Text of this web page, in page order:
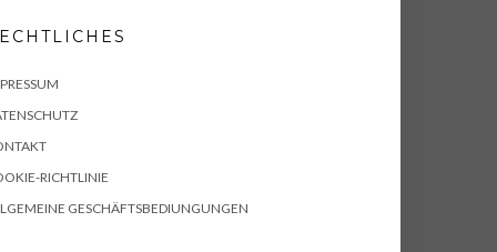
RICHTLINIE
GESCHÄFTSBEDIUNGUNGEN